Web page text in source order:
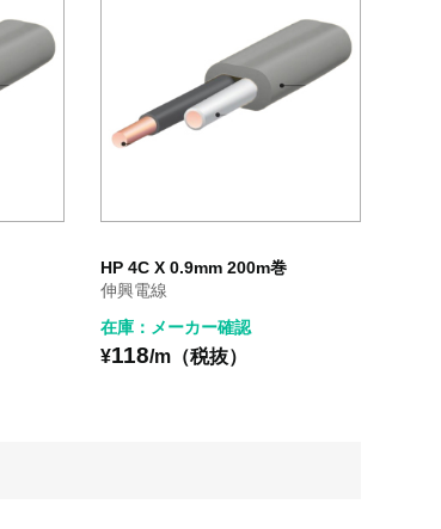
HP 4C X 0.9mm 200m巻
伸興電線
在庫：メーカー確認
¥118/m（税抜）